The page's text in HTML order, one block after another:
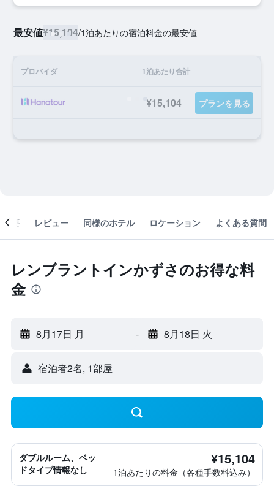
最安値¥15,104/1泊あたりの宿泊料金の最安値
プロバイダ 1泊あたり合計
¥15,104 プランを見る
概要 レビュー 同様のホテル ロケーション よくある質問
レンブラントインかずさのお得な料
金
8月17日 月 - 8月18日 火
宿泊者2名, 1​部屋
ダブルルーム、ベッ
ドタイプ情報なし
¥15,104
1泊あたりの料金（各種手数料込み）